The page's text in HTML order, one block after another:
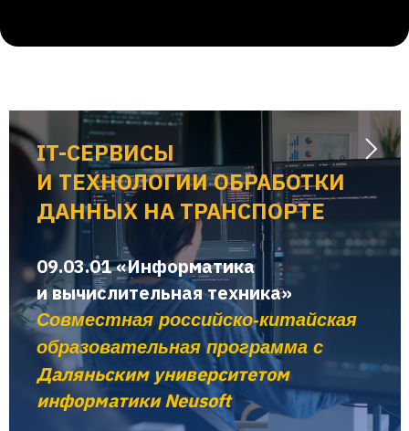
IT-СЕРВИСЫ
И ТЕХНОЛОГИИ ОБРАБОТКИ
ДАННЫХ НА ТРАНСПОРТЕ
09.03.01 «Информатика
и вычислительная техника»
Совместная российско-китайская
образовательная программа с
Даляньским университетом
информатики Neusoft